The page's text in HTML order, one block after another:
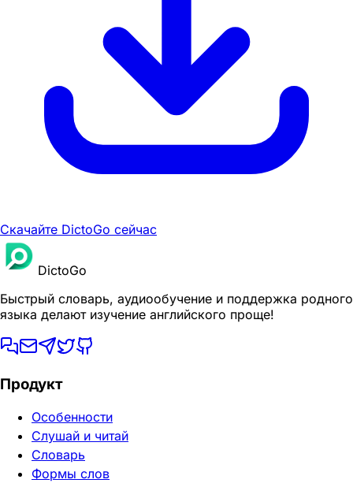
Скачайте DictoGo сейчас
DictoGo
Быстрый словарь, аудиообучение и поддержка родного
языка делают изучение английского проще!
Продукт
Особенности
Слушай и читай
Словарь
Формы слов